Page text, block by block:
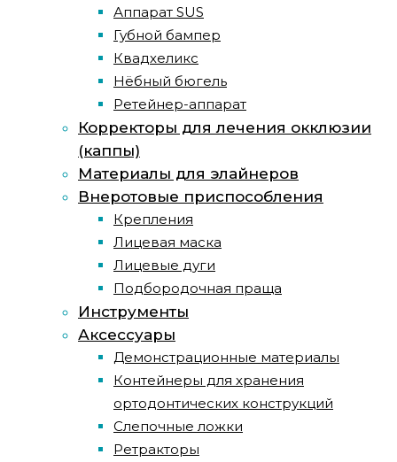
Аппарат SUS
Губной бампер
Квадхеликс
Нёбный бюгель
Ретейнер-аппарат
Корректоры для лечения окклюзии
(каппы)
Материалы для элайнеров
Внеротовые приспособления
Крепления
Лицевая маска
Лицевые дуги
Подбородочная праща
Инструменты
Аксессуары
Демонстрационные материалы
Контейнеры для хранения
ортодонтических конструкций
Слепочные ложки
Ретракторы